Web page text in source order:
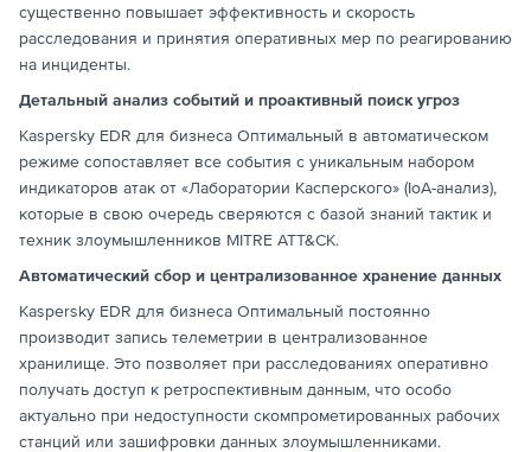
существенно повышает эффективность и скорость
расследования и принятия оперативных мер по реагированию
на инциденты.
Детальный анализ событий и проактивный поиск угроз
Kaspersky EDR для бизнеса Оптимальный в автоматическом
режиме сопоставляет все события с уникальным набором
индикаторов атак от «Лаборатории Касперского» (IoA-анализ),
которые в свою очередь сверяются с базой знаний тактик и
техник злоумышленников MITRE ATT&CK.
Автоматический сбор и централизованное хранение данных
Kaspersky EDR для бизнеса Оптимальный постоянно
производит запись телеметрии в централизованное
хранилище. Это позволяет при расследованиях оперативно
получать доступ к ретроспективным данным, что особо
актуально при недоступности скомпрометированных рабочих
станций или зашифровки данных злоумышленниками.